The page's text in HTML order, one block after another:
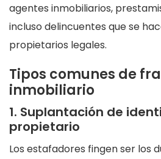
agentes inmobiliarios,
incluso delincuentes que se
propietarios legales.
Tipos comunes de
inmobiliario
1. Suplantación de
propietario
Los estafadores fingen ser los